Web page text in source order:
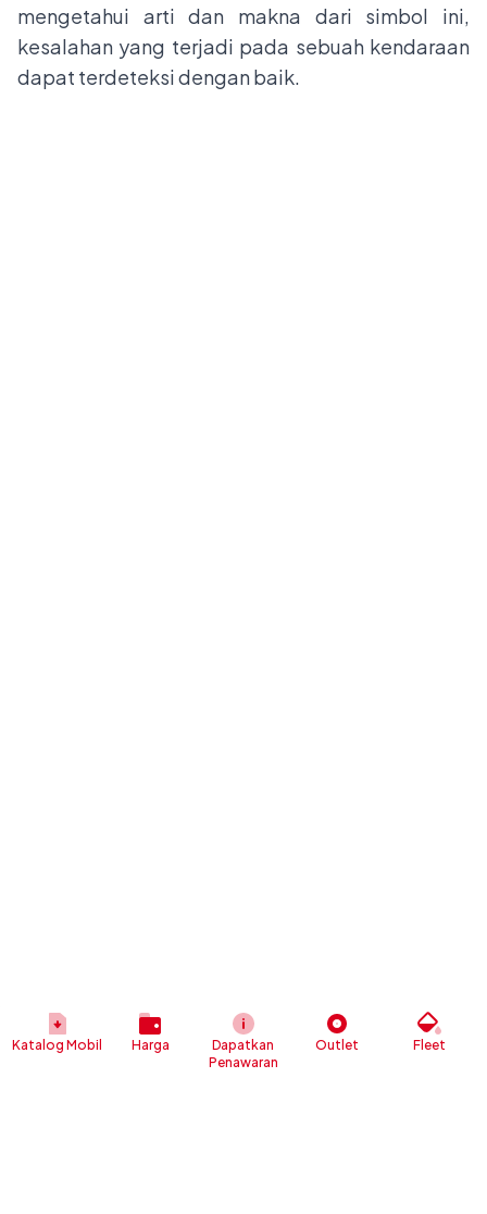
mengetahui arti dan makna dari simbol ini,
kesalahan yang terjadi pada sebuah kendaraan
dapat terdeteksi dengan baik.
Katalog Mobil Harga
Dapatkan
Penawaran
Outlet Fleet